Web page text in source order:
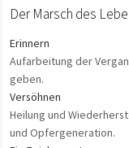
Der Marsch des
Erinnern
Aufarbeitung der
geben.
Versöhnen
Heilung und
und Opfergeneration.